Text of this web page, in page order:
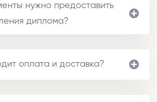
нужно предоставить
диплома?
оплата и доставка?